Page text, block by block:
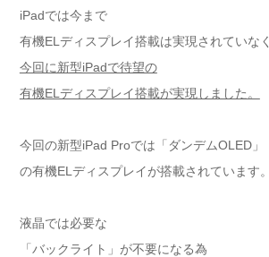
iPadでは今まで
有機ELディスプレイ搭載は実現されていなく
今回に新型iPadで待望の
有機ELディスプレイ搭載が実現しました。
今回の新型iPad Proでは「ダンデムOLED」
の有機ELディスプレイが搭載されています。
液晶では必要な
「バックライト」が不要になる為